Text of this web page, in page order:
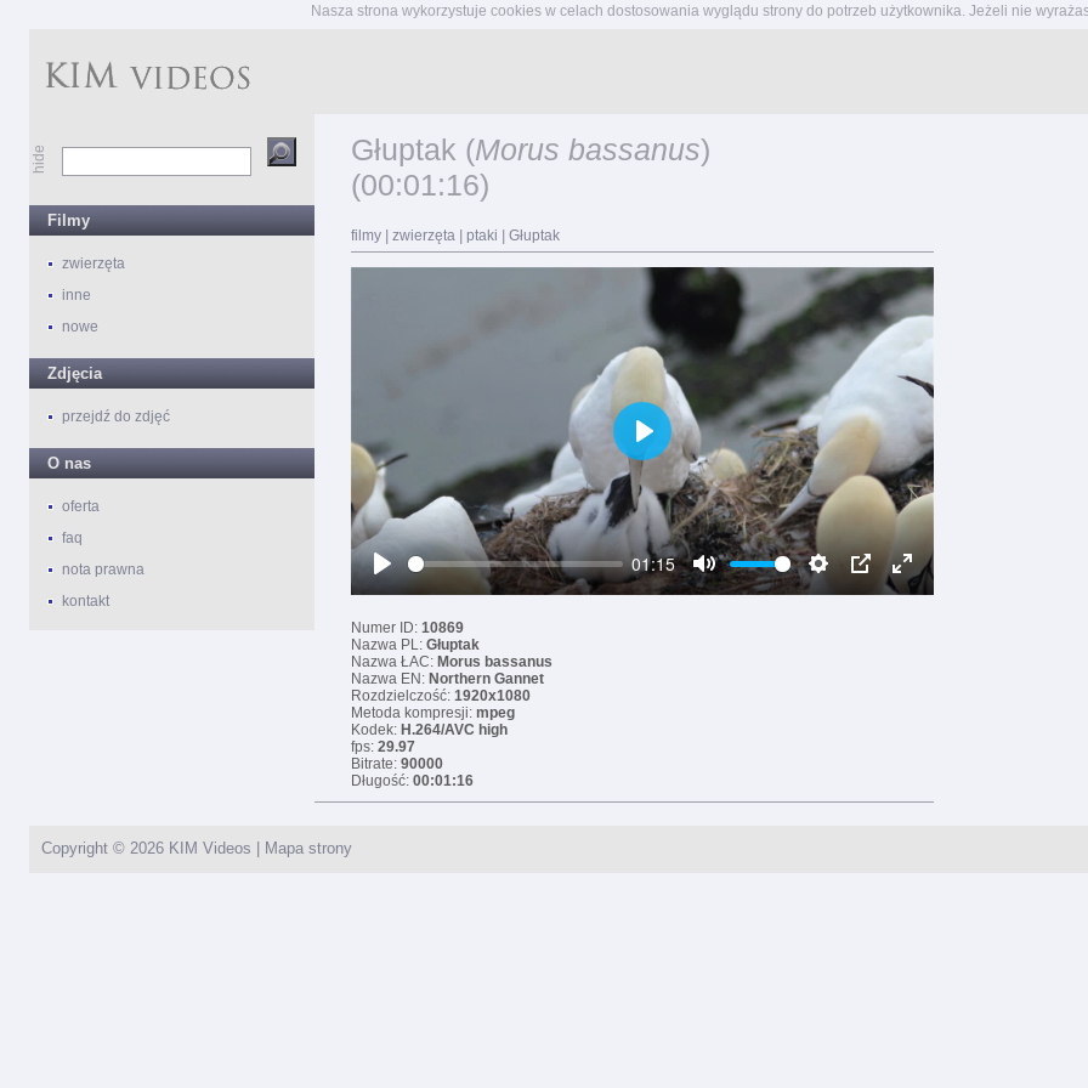
Nasza strona wykorzystuje cookies w celach dostosowania wyglądu strony do potrzeb użytkownika. Jeżeli nie
hide
Filmy
zwierzęta
inne
nowe
Zdjęcia
przejdź do zdjęć
O nas
oferta
faq
nota prawna
kontakt
Głuptak (Morus bassanus)
(00:01:16)
filmy zwierzęta ptaki Głuptak
Play
01:15
Mute
Enter
Play
Numer ID: 10869
Nazwa PL: Głuptak
Nazwa ŁAC: Morus bassanus
Nazwa EN: Northern Gannet
Rozdzielczość: 1920x1080
Metoda kompresji: mpeg
Kodek: H.264/AVC high
fps: 29.97
Bitrate: 90000
Długość: 00:01:16
Copyright © 2026 KIM Videos Mapa strony